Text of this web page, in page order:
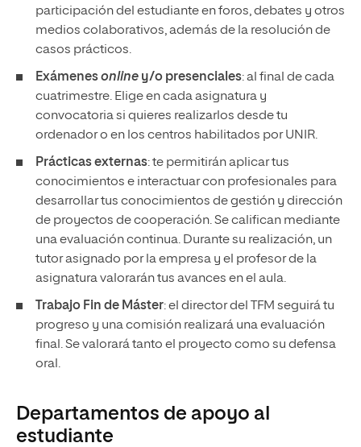
participación del estudiante en foros, debates y otros
medios colaborativos, además de la resolución de
casos prácticos.
Exámenesonline y/o presenciales: al final de cada
cuatrimestre. Elige en cada asignatura y
convocatoria si quieres realizarlos desde tu
ordenador o en los centros habilitados por UNIR.
Prácticas externas: te permitirán aplicar tus
conocimientos e interactuar con profesionales para
desarrollar tus conocimientos de gestión y dirección
de proyectos de cooperación. Se califican mediante
una evaluación continua. Durante su realización, un
tutor asignado por la empresa y el profesor de la
asignatura valorarán tus avances en el aula.
Trabajo Fin de Máster: el director del TFM seguirá tu
progreso y una comisión realizará una evaluación
final. Se valorará tanto el proyecto como su defensa
oral.
Departamentos de apoyo al
estudiante